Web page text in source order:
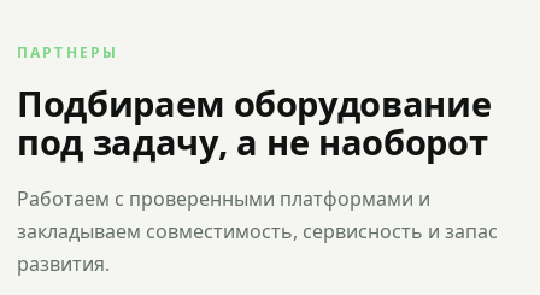
ПАРТНЕРЫ
Подбираем оборудование
под задачу, а не наоборот
Работаем с проверенными платформами и
закладываем совместимость, сервисность и запас
развития.